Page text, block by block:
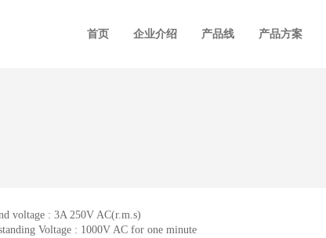
首页 企业介绍 产品线 产品方案
voltage : 3A 250V AC(r.m.s)
Voltage : 1000V AC for one minute